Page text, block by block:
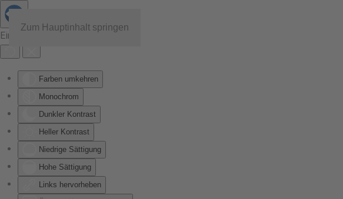
Eingabehilfen öffnen
Farben umkehren
Monochrom
Dunkler Kontrast
Heller Kontrast
Niedrige Sättigung
Hohe Sättigung
Links hervorheben
Zum Hauptinhalt springen